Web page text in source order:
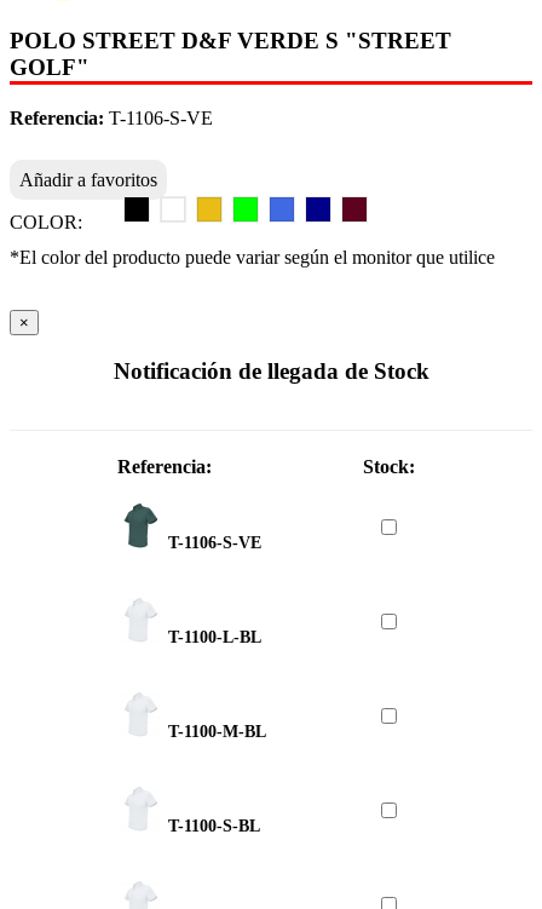
POLO STREET D&F VERDE S "STREET
GOLF"
Referencia: T-1106-S-VE
Añadir a favoritos
COLOR:
*El color del producto puede variar según el monitor que utilice
×
Notificación de llegada de Stock
Referencia: Stock:
T-1106-S-VE
T-1100-L-BL
T-1100-M-BL
T-1100-S-BL